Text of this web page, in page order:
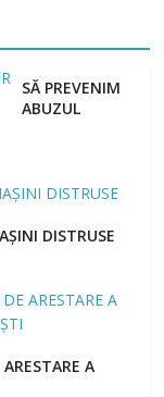
SĂ PREVENIM
ABUZUL
DISTRUSE
A